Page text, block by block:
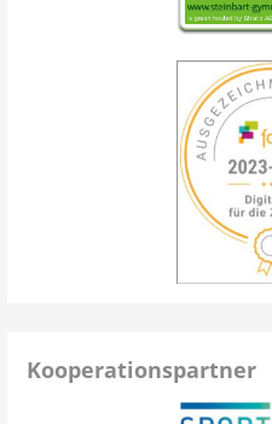
Kooperationspartner